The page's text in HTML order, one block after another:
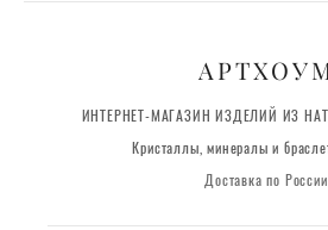
ИНТЕРНЕТ-МАГАЗИН ИЗДЕЛИЙ ИЗ
Кристаллы, минералы и
Доставка по России